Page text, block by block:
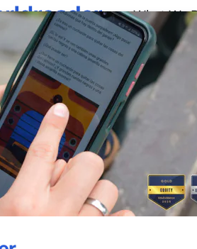
What We
ऐप्‍लीकेशन के लिए
सॉफ्टवेयर ऐप्‍लीकेशन्‍स के प्रयोक्‍ता की
एकत्रित और संसाधित क्‍यों करता है, ऐसा